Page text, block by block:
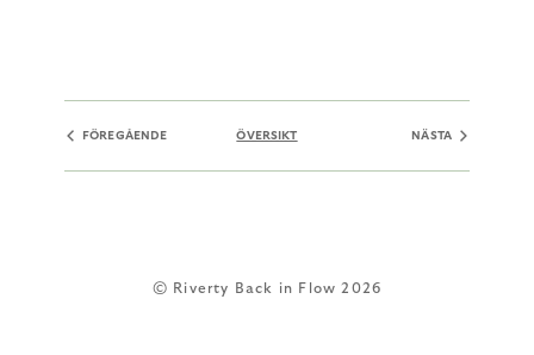
FÖREGÅENDE ÖVERSIKT NÄSTA
© Riverty Back in Flow 2026